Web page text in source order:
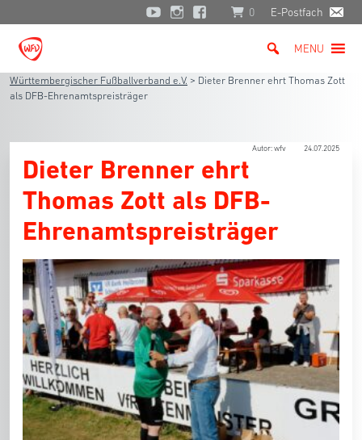
0 E-Postfach
MENU
Württembergischer Fußballverband e.V. > Dieter Brenner ehrt Thomas Zott
als DFB-Ehrenamtspreisträger
Autor: wfv 24.07.2025
Dieter Brenner ehrt
Thomas Zott als DFB-
Ehrenamtspreisträger